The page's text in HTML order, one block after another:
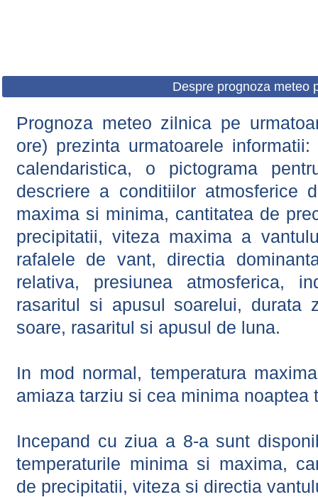
Despre prognoza meteo
Prognoza meteo zilnica pe
ore) prezinta urmatoarele
calendaristica, o pictograma
descriere a conditiilor atmosferice
maxima si minima, cantitatea de
precipitatii, viteza maxima a
rafalele de vant, directia
relativa, presiunea atmosferica,
rasaritul si apusul soarelui, durata
soare, rasaritul si apusul de luna.
In mod normal, temperatura
amiaza tarziu si cea minima noaptea
Incepand cu ziua a 8-a sunt
temperaturile minima si maxima,
de precipitatii, viteza si directia